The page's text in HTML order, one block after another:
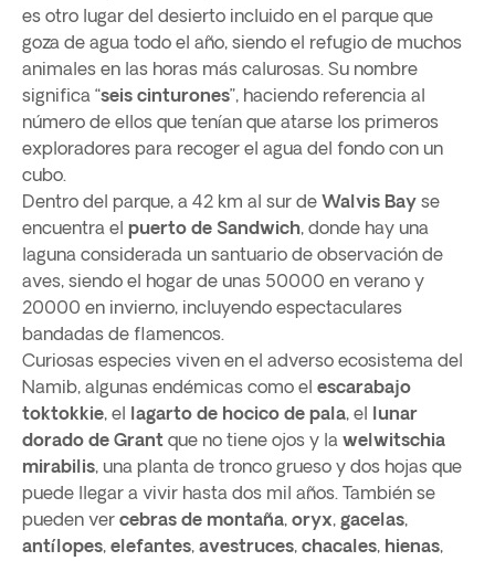
es otro lugar del desierto incluido en el parque que
goza de agua todo el año, siendo el refugio de muchos
animales en las horas más calurosas. Su nombre
significa “seis cinturones”, haciendo referencia al
número de ellos que tenían que atarse los primeros
exploradores para recoger el agua del fondo con un
cubo.
Dentro del parque, a 42 km al sur de Walvis Bay se
encuentra el puerto de Sandwich, donde hay una
laguna considerada un santuario de observación de
aves, siendo el hogar de unas 50000 en verano y
20000 en invierno, incluyendo espectaculares
bandadas de flamencos.
Curiosas especies viven en el adverso ecosistema del
Namib, algunas endémicas como el escarabajo
toktokkie, el lagarto de hocico de pala, el lunar
dorado de Grant que no tiene ojos y la welwitschia
mirabilis, una planta de tronco grueso y dos hojas que
puede llegar a vivir hasta dos mil años. También se
pueden ver cebras de montaña, oryx, gacelas,
antílopes, elefantes, avestruces, chacales, hienas,